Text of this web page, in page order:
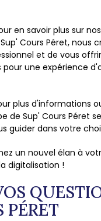
en savoir plus sur
Cours Péret, nous
et de vous
une expérience
plus d'informations
de Sup' Cours Péret
guider dans votre
un nouvel élan à
digitalisation !
PÉRET